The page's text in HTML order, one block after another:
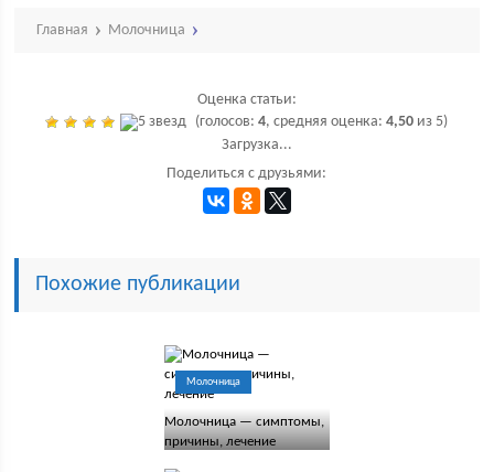
Главная Молочница
Оценка статьи:
(голосов:4, средняя оценка:4,50 из 5)
Загрузка...
Поделиться с друзьями:
Похожие публикации
Молочница
Молочница — симптомы,
причины, лечение